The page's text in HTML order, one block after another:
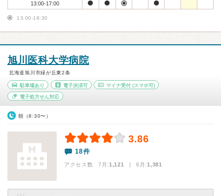
13:00-17:00
13:00-18:30
旭川医科大学病院
北海道旭川市緑が丘東2条
駐車場あり 電子決済可 マイナ受付 (スマホ可)
電子処方せん対応
朝（8:30〜）
3.86
18件
アクセス数 7月:1,121 | 6月:1,381